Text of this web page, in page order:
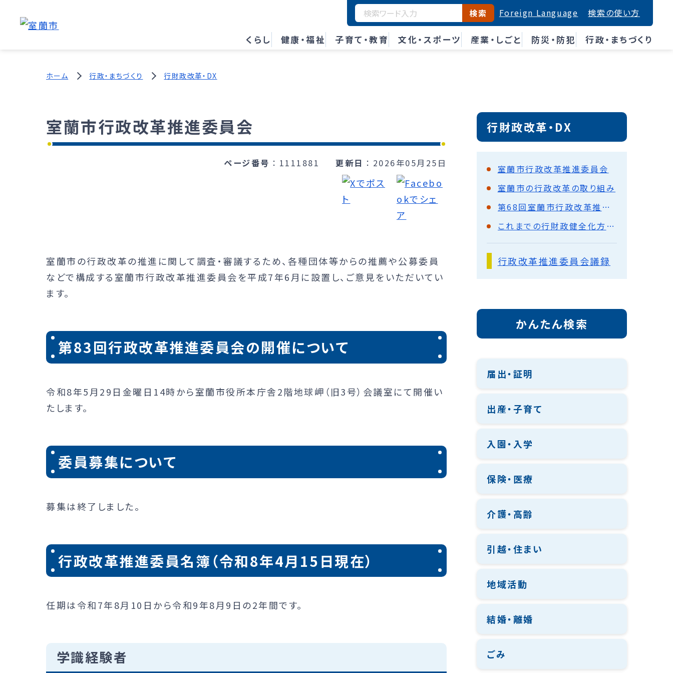
くらし 健康・福祉 子育て・教育 文化・スポーツ 産業・しごと 防災・防犯 行政・まちづくり
検索 Foreign Language 検索の使い方
ホーム 行政・まちづくり 行財政改革・DX
室蘭市行政改革推進委員会
ページ番号 1111881 更新日 2026年05月25日
室蘭市の行政改革の推進に関して調査・審議するため、各種団体等からの推薦や公募委員
などで構成する室蘭市行政改革推進委員会を平成7年6月に設置し、ご意見をいただいてい
ます。
第83回行政改革推進委員会の開催について
令和8年5月29日金曜日14時から室蘭市役所本庁舎2階地球岬（旧3号）会議室にて開催い
たします。
委員募集について
募集は終了しました。
行政改革推進委員名簿（令和8年4月15日現在）
任期は令和7年8月10日から令和9年8月9日の2年間です。
学識経験者
行財政改革・DX
室蘭市行政改革推進委員会
室蘭市の行政改革の取り組み
第68回室蘭市行政改革推進委員会会議録（要旨）
これまでの行財政健全化方策及び各実施計画等
行政改革推進委員会議録
かんたん検索
届出・証明
出産・子育て
入園・入学
保険・医療
介護・高齢
引越・住まい
地域活動
結婚・離婚
ごみ